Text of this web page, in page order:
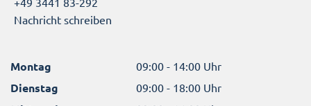
Nachricht schreiben
Montag 09:00 - 14:00 Uhr
Dienstag 09:00 - 18:00 Uhr